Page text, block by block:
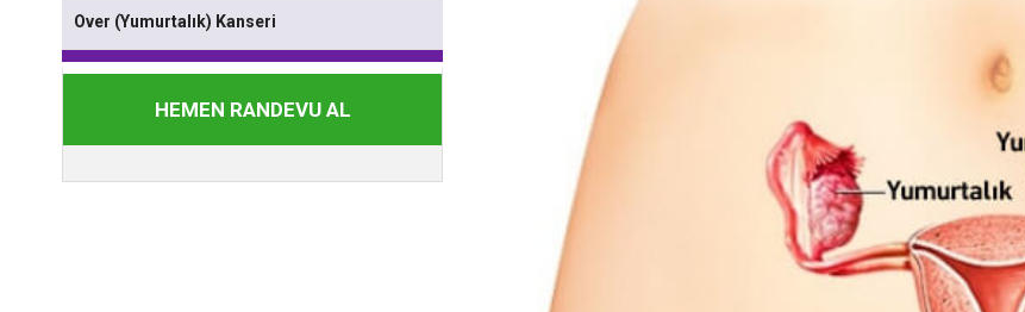
Over (Yumurtalık) Kanseri
HEMEN RANDEVU AL